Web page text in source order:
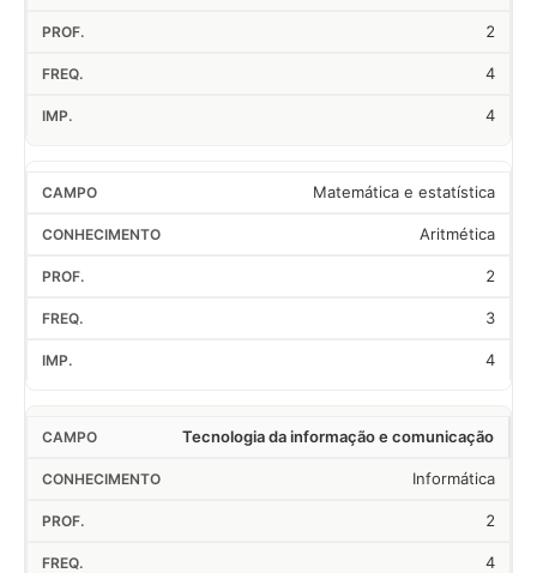
2
4
4
Matemática e estatística
Aritmética
2
3
4
Tecnologia da informação e comunicação
Informática
2
4